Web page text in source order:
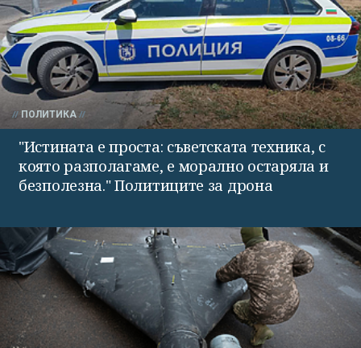
ПОЛИТИКА
"Истината е проста: съветската техника, с
която разполагаме, е морално остаряла и
безполезна." Политиците за дрона